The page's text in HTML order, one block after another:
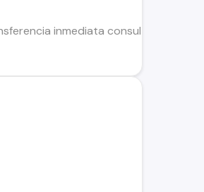
inmediata consulta al